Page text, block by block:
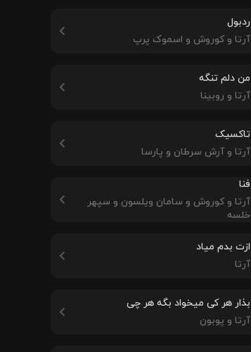
ردبول
آرتا و کوروش و اسموک پرپ
من دلم تنگه
آرتا و روبینا
تاکسیک
آرتا و آرش سرطان و پارسا
فنا
آرتا و کوروش و سامان ویلسون و سپهر
خلسه
ازت بدم میاد
آرتا
بذار هر کی میخواد بگه هر چی
آرتا و پوبون